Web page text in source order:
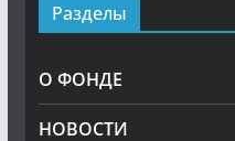
Разделы
О ФОНДЕ
НОВОСТИ